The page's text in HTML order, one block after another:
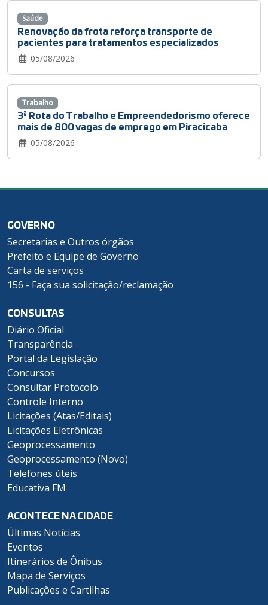
Renovação da frota reforça transporte de
pacientes para tratamentos especializados
05/08/2026
Saúde
3ª Rota do Trabalho e Empreendedorismo oferece
mais de 800 vagas de emprego em Piracicaba
05/08/2026
Trabalho
GOVERNO
Secretarias e Outros órgãos
Prefeito e Equipe de Governo
Carta de serviços
156 - Faça sua solicitação/reclamação
CONSULTAS
Diário Oficial
Transparência
Portal da Legislação
Concursos
Consultar Protocolo
Controle Interno
Licitações (Atas/Editais)
Licitações Eletrônicas
Geoprocessamento
Geoprocessamento (Novo)
Telefones úteis
Educativa FM
ACONTECE NA CIDADE
Últimas Notícias
Eventos
Itinerários de Ônibus
Mapa de Serviços
Publicações e Cartilhas